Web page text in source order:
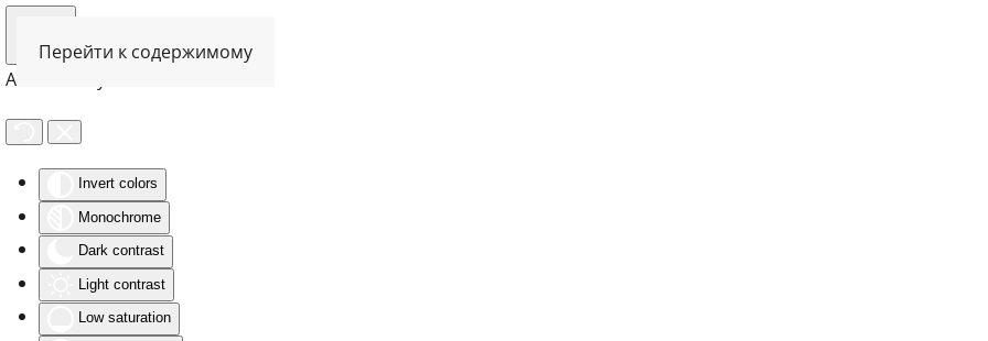
Accessibility Tools
Invert colors
Monochrome
Dark contrast
Light contrast
Low saturation
Перейти к содержимому